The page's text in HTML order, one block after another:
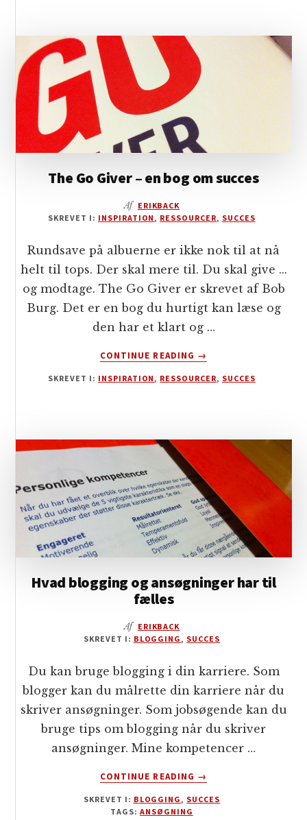
ENDLESS
REFERRALS
The Go Giver – en bog om succes
Af ERIKBACK
SKREVET I: INSPIRATION, RESSOURCER, SUCCES
Rundsave på albuerne er ikke nok til at nå
helt til tops. Der skal mere til. Du skal give ...
og modtage. The Go Giver er skrevet af Bob
Burg. Det er en bog du hurtigt kan læse og
den har et klart og …
CONTINUE READING
OM
GO
BOG
SUCCES
→
SKREVET I: INSPIRATION, RESSOURCER, SUCCES
Hvad blogging og ansøgninger har til
fælles
Af ERIKBACK
SKREVET I: BLOGGING, SUCCES
Du kan bruge blogging i din karriere. Som
blogger kan du målrette din karriere når du
skriver ansøgninger. Som jobsøgende kan du
bruge tips om blogging når du skriver
ansøgninger. Mine kompetencer …
CONTINUE READING
OM
BLOGGING
→
SKREVET I: BLOGGING, SUCCES
TAGS:ANSØGNING